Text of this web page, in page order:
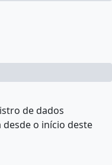
de dados
o início deste